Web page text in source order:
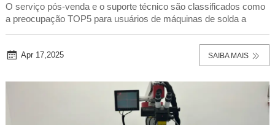
O serviço pós-venda e o suporte técnico são classificados como
a preocupação TOP5 para usuários de máquinas de solda a
priorizam o suporte pós-venda ao selecionar equipamentos
(Notícias de fabricação de laser 2023)• 35% ...
Apr 17,2025 SAIBA MAIS